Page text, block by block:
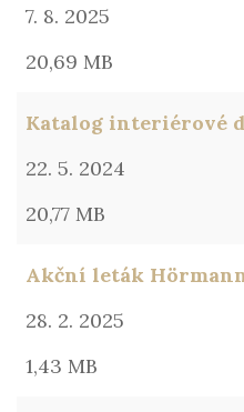
7. 8. 2025
20,69 MB
Katalog interiérové
22. 5. 2024
20,77 MB
Akční leták
28. 2. 2025
1,43 MB